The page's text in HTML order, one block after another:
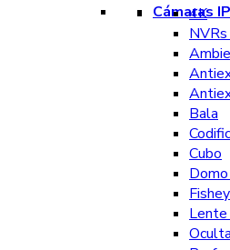
Cámaras
4K
Bala
Cubo